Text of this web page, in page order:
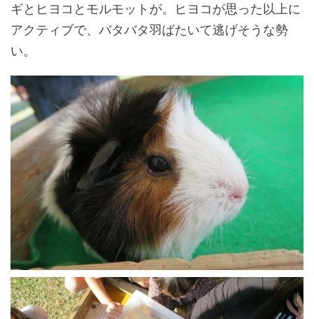
ギとヒヨコとモルモットが。ヒヨコが思った以上に
アクティブで、バタバタ羽ばたいて逃げそうな勢
い。